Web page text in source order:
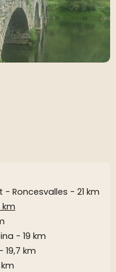
- Roncesvalles - 21 km
km
- 19 km
19,7 km